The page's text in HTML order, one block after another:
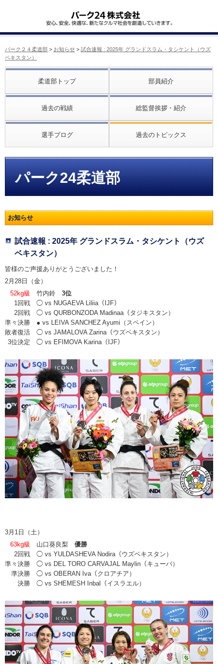
パーク２４柔道部 > お知らせ > 試合速報 : 2025年 グランドスラム・タシケント（ウズ
ベキスタン）
柔道部トップ 部員紹介
過去の戦績 総監督挨拶・紹介
選手ブログ 過去のトピックス
パーク24柔道部
お知らせ
試合速報 : 2025年 グランドスラム・タシケント（ウズ
ベキスタン）
皆様のご声援ありがとうございました！
2月28日（金）
52kg級
竹内鈴 3位
1回戦 ◯ vs NUGAEVA Liliia（IJF）
2回戦 ◯ vs QURBONZODA Madinaa（タジキスタン）
準々決勝 ● vs LEIVA SANCHEZ Ayumi（スペイン）
敗者復活 ◯ vs JAMALOVA Zarina（ウズベキスタン）
3位決定 ◯ vs EFIMOVA Karina（IJF）
3月1日（土）
63kg級
山口葵良梨 優勝
2回戦 ◯ vs YULDASHEVA Nodira（ウズベキスタン）
準々決勝 ◯ vs DEL TORO CARVAJAL Maylin（キューバ）
準決勝 ◯ vs OBERAN Iva（クロアチア）
決勝 ◯ vs SHEMESH Inbal（イスラエル）